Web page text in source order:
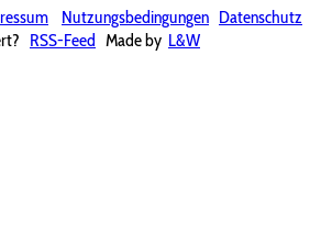
Nutzungsbedingungen Datenschutz
RSS-Feed Made by L&W